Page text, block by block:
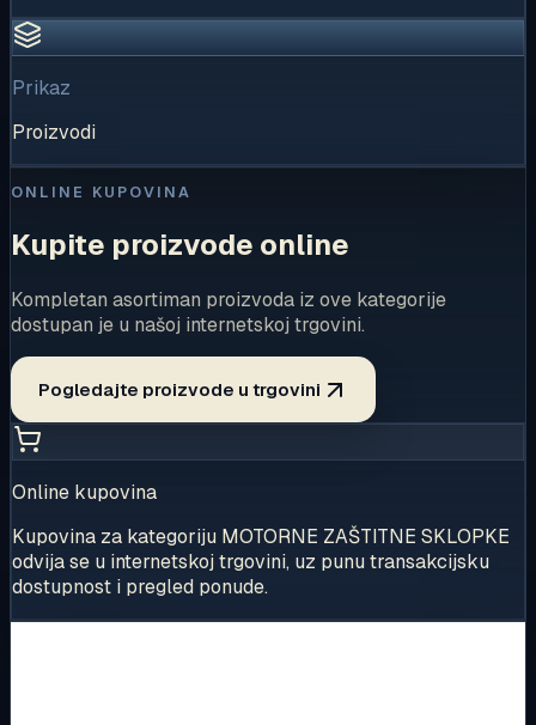
Prikaz
Proizvodi
ONLINE KUPOVINA
Kupite proizvode online
Kompletan asortiman proizvoda iz ove kategorije
dostupan je u našoj internetskoj trgovini.
Pogledajte proizvode u trgovini
Online kupovina
Kupovina za kategoriju MOTORNE ZAŠTITNE SKLOPKE
odvija se u internetskoj trgovini, uz punu transakcijsku
dostupnost i pregled ponude.